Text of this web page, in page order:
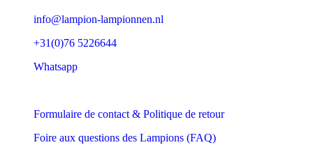
info@lampion-lampionnen.nl
+31(0)76 5226644
Whatsapp
Formulaire de contact & Politique de retour
Foire aux questions des Lampions (FAQ)